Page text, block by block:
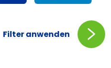
Filter anwenden